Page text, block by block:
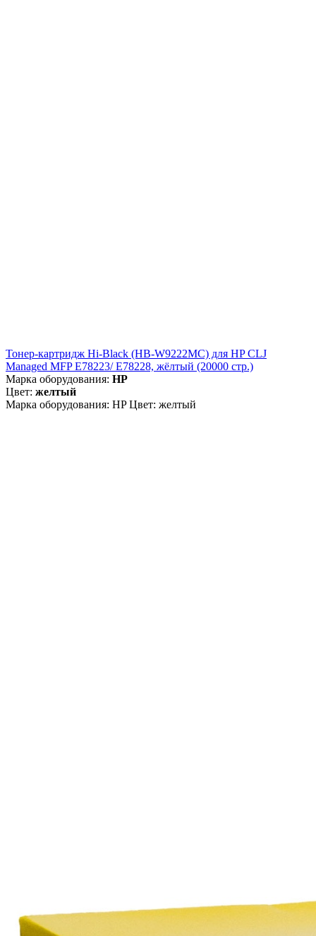
Тонер-картридж Hi-Black (HB-W9222MC) для HP CLJ
Managed MFP E78223/ E78228, жёлтый (20000 стр.)
Марка оборудования: HP
Цвет: желтый
Марка оборудования: HP Цвет: желтый